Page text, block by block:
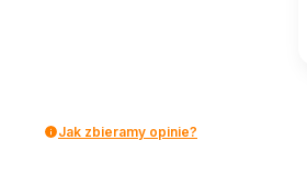
Jak zbieramy opinie?